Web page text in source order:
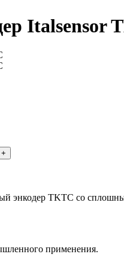
Italsensor
+
энкодер TKTC со
применения.